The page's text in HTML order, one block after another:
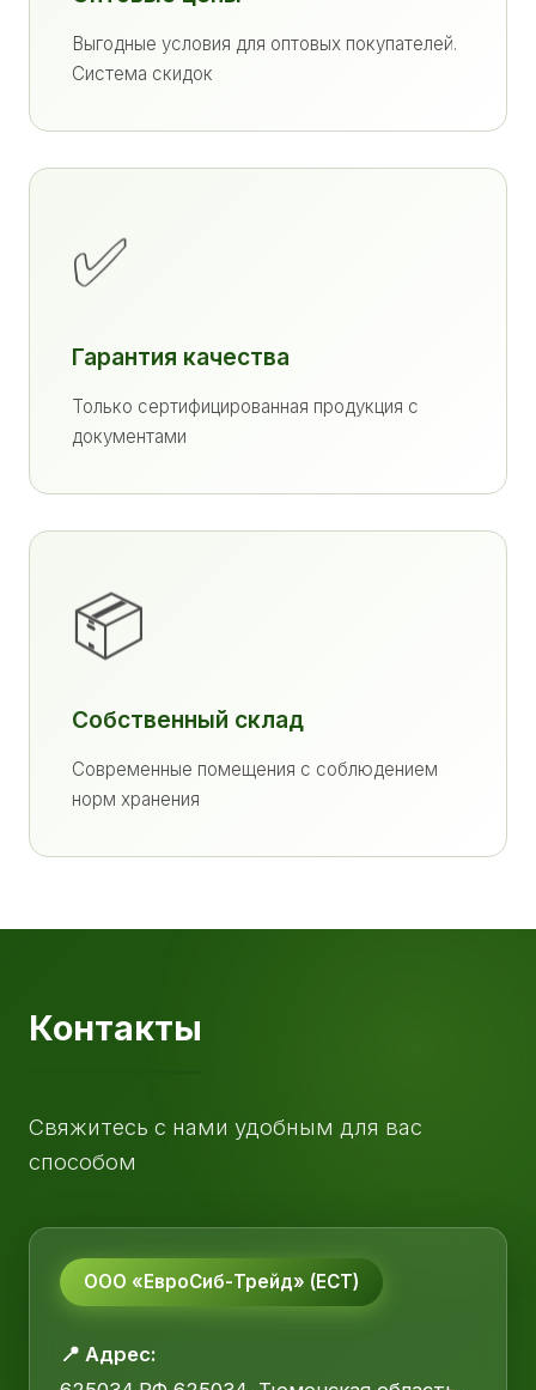
Выгодные условия для оптовых покупателей.
Система скидок
✅
Гарантия качества
Только сертифицированная продукция с
документами
📦
Собственный склад
Современные помещения с соблюдением
норм хранения
Контакты
Свяжитесь с нами удобным для вас
способом
ООО «ЕвроСиб-Трейд» (ЕСТ)
📍 Адрес: